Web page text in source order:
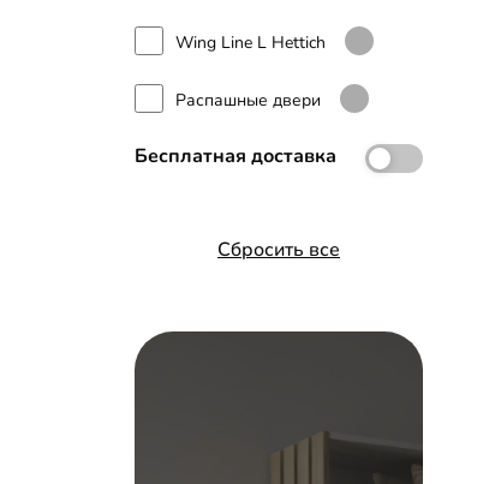
Wing Line L Hettich
Распашные двери
Бесплатная доставка
Сбросить все